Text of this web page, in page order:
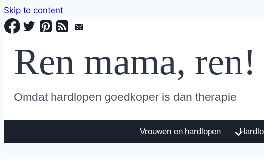
Skip to content
Ren mama, ren!
Omdat hardlopen goedkoper is dan therapie
Vrouwen en hardlopen